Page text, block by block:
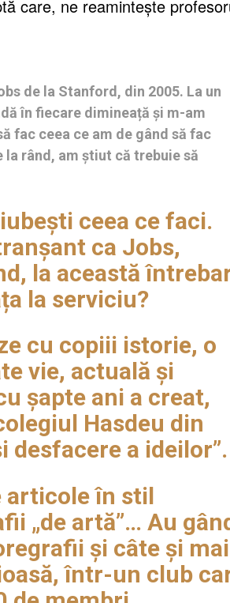
care, ne reamintește
de la Stanford, din 2005. La un
în fiecare dimineață și m-am
fac ceea ce am de gând să fac
la rând, am știut că trebuie să
ceea ce faci.
ca Jobs,
la această
la serviciu?
cu copiii istorie, o
vie, actuală și
șapte ani a creat,
Hasdeu din
desfacere a ideilor”.
articole în stil
„de artă”… Au
și câte și mai
într-un club